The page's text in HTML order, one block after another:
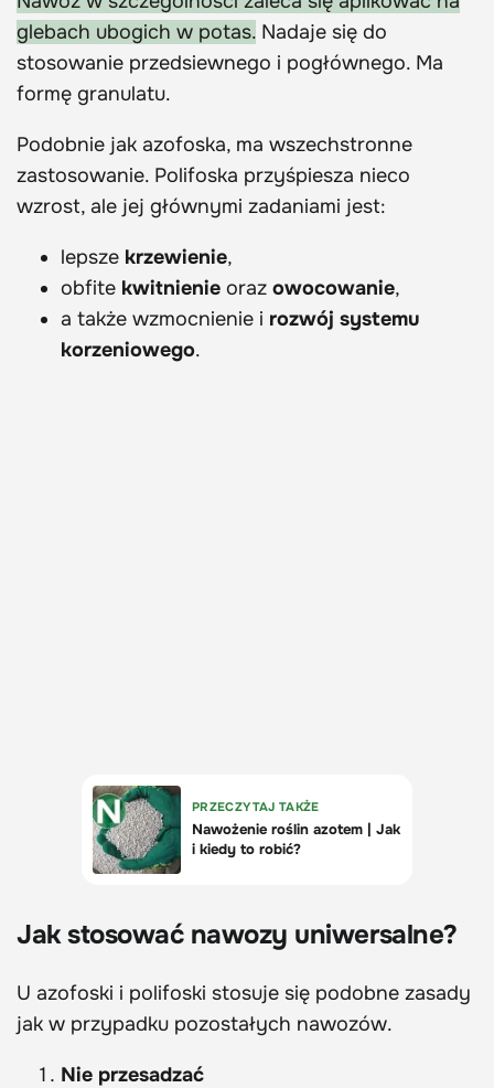
glebach ubogich w potas. Nadaje się do
stosowanie przedsiewnego i pogłównego. Ma
formę granulatu.
Podobnie jak azofoska, ma wszechstronne
zastosowanie. Polifoska przyśpiesza nieco
wzrost, ale jej głównymi zadaniami jest:
lepsze krzewienie,
obfite kwitnienie oraz owocowanie,
a także wzmocnienie i rozwój systemu
korzeniowego.
Jak stosować nawozy uniwersalne?
U azofoski i polifoski stosuje się podobne zasady
jak w przypadku pozostałych nawozów.
Nie przesadzać